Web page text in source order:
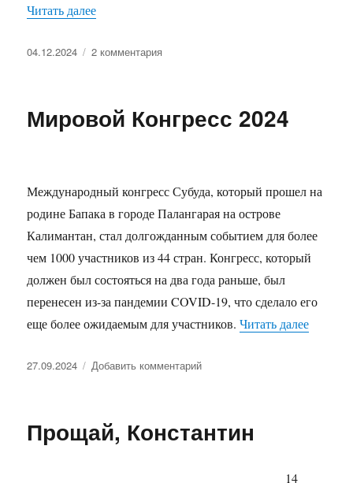
Читать далее«Ежегодная встреча Субуда России 2024»
Опубликовано
04.12.2024 2 комментария
Субуда
России
Мировой Конгресс 2024
Международный конгресс Субуда, который прошел на
родине Бапака в городе Палангарая на острове
Калимантан, стал долгожданным событием для более
чем 1000 участников из 44 стран. Конгресс, который
должен был состояться на два года раньше, был
перенесен из-за пандемии COVID-19, что сделало его
еще более ожидаемым для участников.Читать далее
Опубликовано
27.09.2024 Добавить комментарийк
2024
Прощай, Константин
14